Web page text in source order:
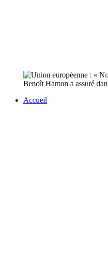
Benoît Hamon a assuré
Accueil